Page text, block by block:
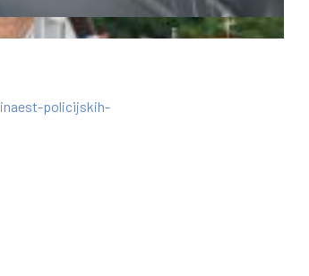
policijskih-